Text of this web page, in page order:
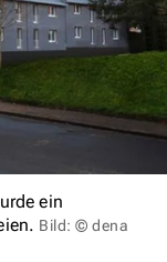
ein
Bild: © dena